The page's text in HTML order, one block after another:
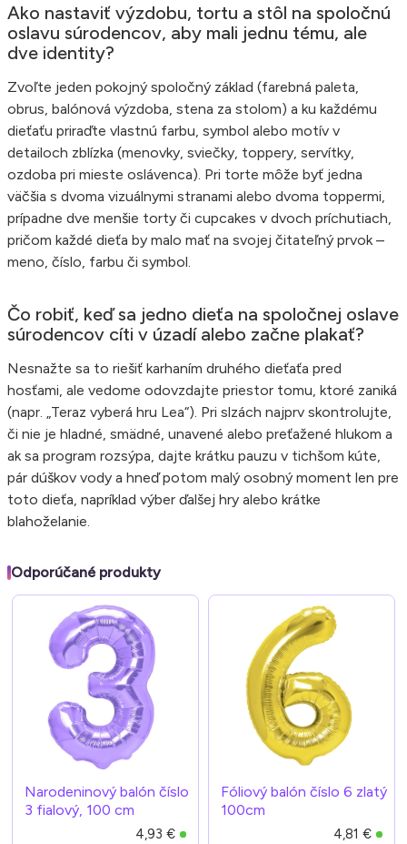
Ako nastaviť výzdobu, tortu a stôl na spoločnú
oslavu súrodencov, aby mali jednu tému, ale
dve identity?
Zvoľte jeden pokojný spoločný základ (farebná paleta,
obrus, balónová výzdoba, stena za stolom) a ku každému
dieťaťu priraďte vlastnú farbu, symbol alebo motív v
detailoch zblízka (menovky, sviečky, toppery, servítky,
ozdoba pri mieste oslávenca). Pri torte môže byť jedna
väčšia s dvoma vizuálnymi stranami alebo dvoma toppermi,
prípadne dve menšie torty či cupcakes v dvoch príchutiach,
pričom každé dieťa by malo mať na svojej čitateľný prvok –
meno, číslo, farbu či symbol.
Čo robiť, keď sa jedno dieťa na spoločnej oslave
súrodencov cíti v úzadí alebo začne plakať?
Nesnažte sa to riešiť karhaním druhého dieťaťa pred
hosťami, ale vedome odovzdajte priestor tomu, ktoré zaniká
(napr. „Teraz vyberá hru Lea“). Pri slzách najprv skontrolujte,
či nie je hladné, smädné, unavené alebo preťažené hlukom a
ak sa program rozsýpa, dajte krátku pauzu v tichšom kúte,
pár dúškov vody a hneď potom malý osobný moment len pre
toto dieťa, napríklad výber ďalšej hry alebo krátke
blahoželanie.
Odporúčané produkty
Narodeninový balón číslo
3 fialový, 100 cm
4,93 €
Fóliový balón číslo 6 zlatý
100cm
4,81 €